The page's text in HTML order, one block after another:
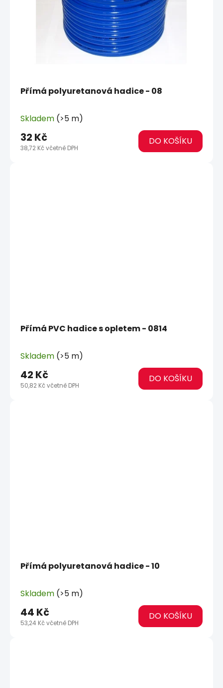
Přímá polyuretanová hadice - 08
Skladem (>5 m)
38,72 Kč včetně DPH
32 Kč DO KOŠÍKU
Přímá PVC hadice s opletem - 0814
Skladem (>5 m)
50,82 Kč včetně DPH
42 Kč DO KOŠÍKU
Přímá polyuretanová hadice - 10
Skladem (>5 m)
53,24 Kč včetně DPH
44 Kč DO KOŠÍKU